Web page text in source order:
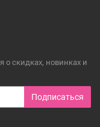
о скидках, новинках и
Подписаться